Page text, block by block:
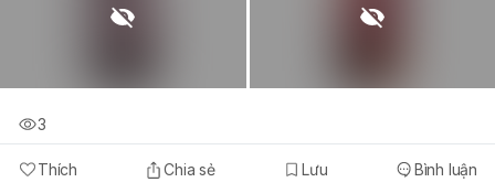
Thích Chia sẻ Lưu Bình luận
3